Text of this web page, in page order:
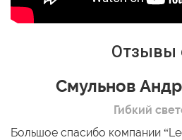
Отзывы
Смульнов
Гибкий
Большое спасибо компании